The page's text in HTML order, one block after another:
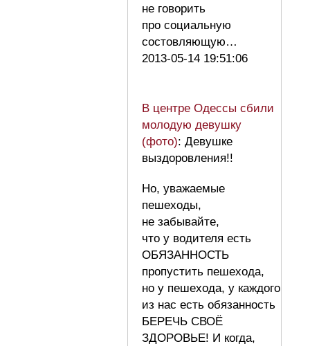
не говорить
про социальную
состовляющую…
2013-05-14 19:51:06
В центре Одессы сбили
молодую девушку
(фото): Девушке
выздоровления!!
Но, уважаемые
пешеходы,
не забывайте,
что у водителя есть
ОБЯЗАННОСТЬ
пропустить пешехода,
но у пешехода, у каждого
из нас есть обязанность
БЕРЕЧЬ СВОЁ
ЗДОРОВЬЕ! И когда,